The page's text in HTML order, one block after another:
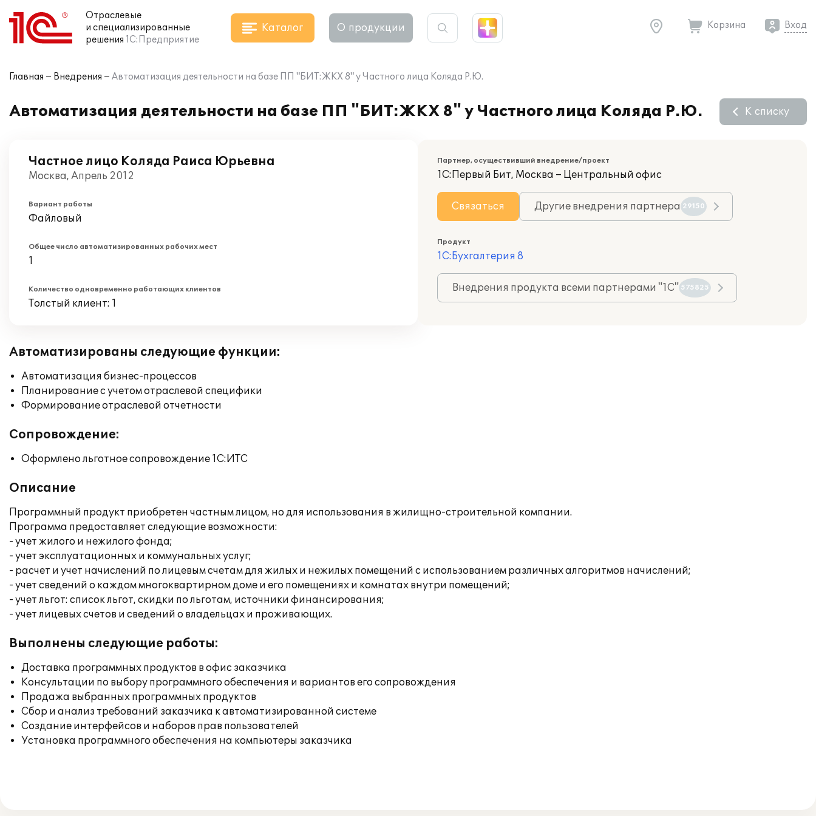
Отраслевые
и специализированные
решения 1С:Предприятие
Каталог О продукции Корзина Вход
Главная Внедрения Автоматизация деятельности на базе ПП "БИТ:ЖКХ 8" у Частного лица Коляда Р.Ю.
Автоматизация деятельности на базе ПП "БИТ:ЖКХ 8" у Частного лица Коляда Р.Ю. К списку
Частное лицо Коляда Раиса Юрьевна
Москва, Апрель 2012
Вариант работы
Файловый
Общее число автоматизированных рабочих мест
1
Количество одновременно работающих клиентов
Толстый клиент: 1
Партнер, осуществивший внедрение/проект
1С:Первый Бит, Москва – Центральный офис
Связаться Другие внедрения партнера 29150
Продукт
1С:Бухгалтерия 8
Внедрения продукта всеми партнерами "1С" 575825
Автоматизированы следующие функции:
Автоматизация бизнес-процессов
Планирование с учетом отраслевой специфики
Формирование отраслевой отчетности
Сопровождение:
Оформлено льготное сопровождение 1С:ИТС
Описание
Программный продукт приобретен частным лицом, но для использования в жилищно-строительной компании.
Программа предоставляет следующие возможности:
- учет жилого и нежилого фонда;
- учет эксплуатационных и коммунальных услуг;
- расчет и учет начислений по лицевым счетам для жилых и нежилых помещений с использованием различных алгоритмов начислений;
- учет сведений о каждом многоквартирном доме и его помещениях и комнатах внутри помещений;
- учет льгот: список льгот, скидки по льготам, источники финансирования;
- учет лицевых счетов и сведений о владельцах и проживающих.
Выполнены следующие работы:
Доставка программных продуктов в офис заказчика
Консультации по выбору программного обеспечения и вариантов его сопровождения
Продажа выбранных программных продуктов
Сбор и анализ требований заказчика к автоматизированной системе
Создание интерфейсов и наборов прав пользователей
Установка программного обеспечения на компьютеры заказчика